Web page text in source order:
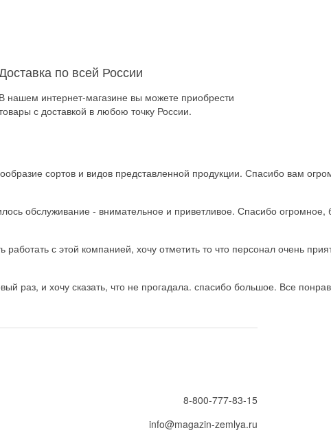
по всей России
В нашем интернет-магазине вы можете приобрести
с доставкой в любою точку России.
сортов и видов представленной продукции. Спасибо вам
обслуживание - внимательное и приветливое. Спасибо огромное,
с этой компанией, хочу отметить то что персонал очень
раз, и хочу сказать, что не прогадала. спасибо большое. Все
8-800-777-83-15
info@magazin-zemlya.ru